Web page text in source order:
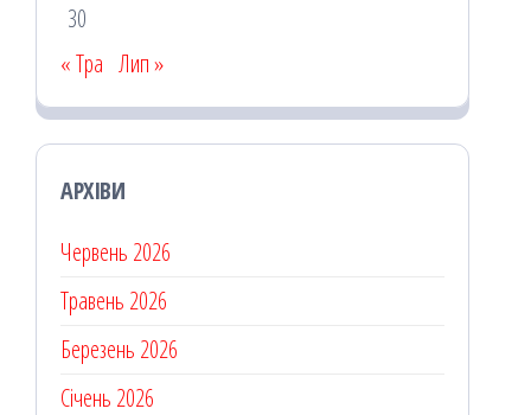
30
« Тра Лип »
АРХІВИ
Червень 2026
Травень 2026
Березень 2026
Січень 2026